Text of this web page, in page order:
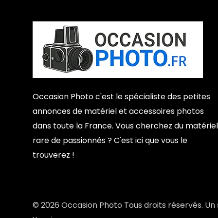
Occasion Photo c'est le spécialiste des petites
annonces de matériel et accessoires photos
dans toute la France. Vous cherchez du matériel
rare de passionnés ? C'est ici que vous le
trouverez !
© 2026 Occasion Photo Tous droits réservés.